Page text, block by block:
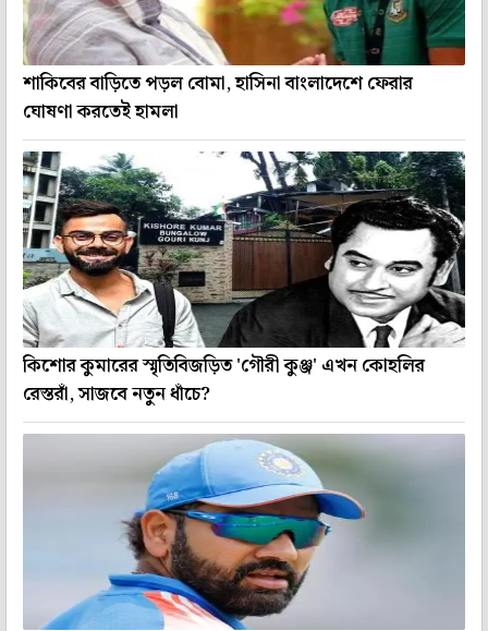
শাকিবের বাড়িতে পড়ল বোমা, হাসিনা বাংলাদেশে ফেরার
ঘোষণা করতেই হামলা
কিশোর কুমারের স্মৃতিবিজড়িত 'গৌরী কুঞ্জ' এখন কোহলির
রেস্তরাঁ, সাজবে নতুন ধাঁচে?